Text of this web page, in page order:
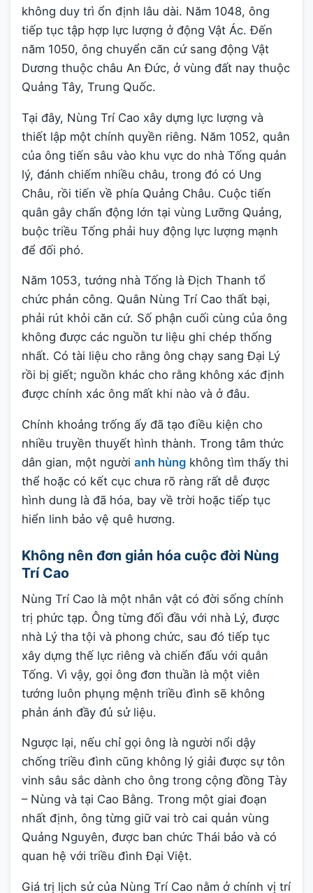
không duy trì ổn định lâu dài. Năm 1048, ông
tiếp tục tập hợp lực lượng ở động Vật Ác. Đến
năm 1050, ông chuyển căn cứ sang động Vật
Dương thuộc châu An Đức, ở vùng đất nay thuộc
Quảng Tây, Trung Quốc.
Tại đây, Nùng Trí Cao xây dựng lực lượng và
thiết lập một chính quyền riêng. Năm 1052, quân
của ông tiến sâu vào khu vực do nhà Tống quản
lý, đánh chiếm nhiều châu, trong đó có Ung
Châu, rồi tiến về phía Quảng Châu. Cuộc tiến
quân gây chấn động lớn tại vùng Lưỡng Quảng,
buộc triều Tống phải huy động lực lượng mạnh
để đối phó.
Năm 1053, tướng nhà Tống là Địch Thanh tổ
chức phản công. Quân Nùng Trí Cao thất bại,
phải rút khỏi căn cứ. Số phận cuối cùng của ông
không được các nguồn tư liệu ghi chép thống
nhất. Có tài liệu cho rằng ông chạy sang Đại Lý
rồi bị giết; nguồn khác cho rằng không xác định
được chính xác ông mất khi nào và ở đâu.
Chính khoảng trống ấy đã tạo điều kiện cho
nhiều truyền thuyết hình thành. Trong tâm thức
dân gian, một người anh hùng không tìm thấy thi
thể hoặc có kết cục chưa rõ ràng rất dễ được
hình dung là đã hóa, bay về trời hoặc tiếp tục
hiển linh bảo vệ quê hương.
Không nên đơn giản hóa cuộc đời Nùng
Trí Cao
Nùng Trí Cao là một nhân vật có đời sống chính
trị phức tạp. Ông từng đối đầu với nhà Lý, được
nhà Lý tha tội và phong chức, sau đó tiếp tục
xây dựng thế lực riêng và chiến đấu với quân
Tống. Vì vậy, gọi ông đơn thuần là một viên
tướng luôn phụng mệnh triều đình sẽ không
phản ánh đầy đủ sử liệu.
Ngược lại, nếu chỉ gọi ông là người nổi dậy
chống triều đình cũng không lý giải được sự tôn
vinh sâu sắc dành cho ông trong cộng đồng Tày
– Nùng và tại Cao Bằng. Trong một giai đoạn
nhất định, ông từng giữ vai trò cai quản vùng
Quảng Nguyên, được ban chức Thái bảo và có
quan hệ với triều đình Đại Việt.
Giá trị lịch sử của Nùng Trí Cao nằm ở chính vị trí